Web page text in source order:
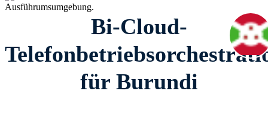
Bi-Cloud-
für Burundi